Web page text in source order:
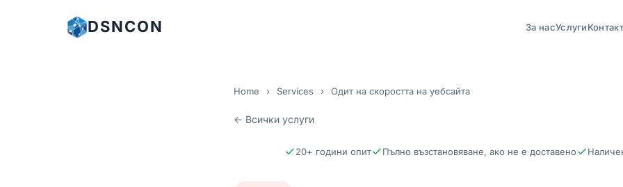
DSNCON За насУслугиКонтакт
Home › Services › Одит на скоростта на уебсайта
← Всички услуги
20+ години опит Пълно възстановяване, ако не е доставено